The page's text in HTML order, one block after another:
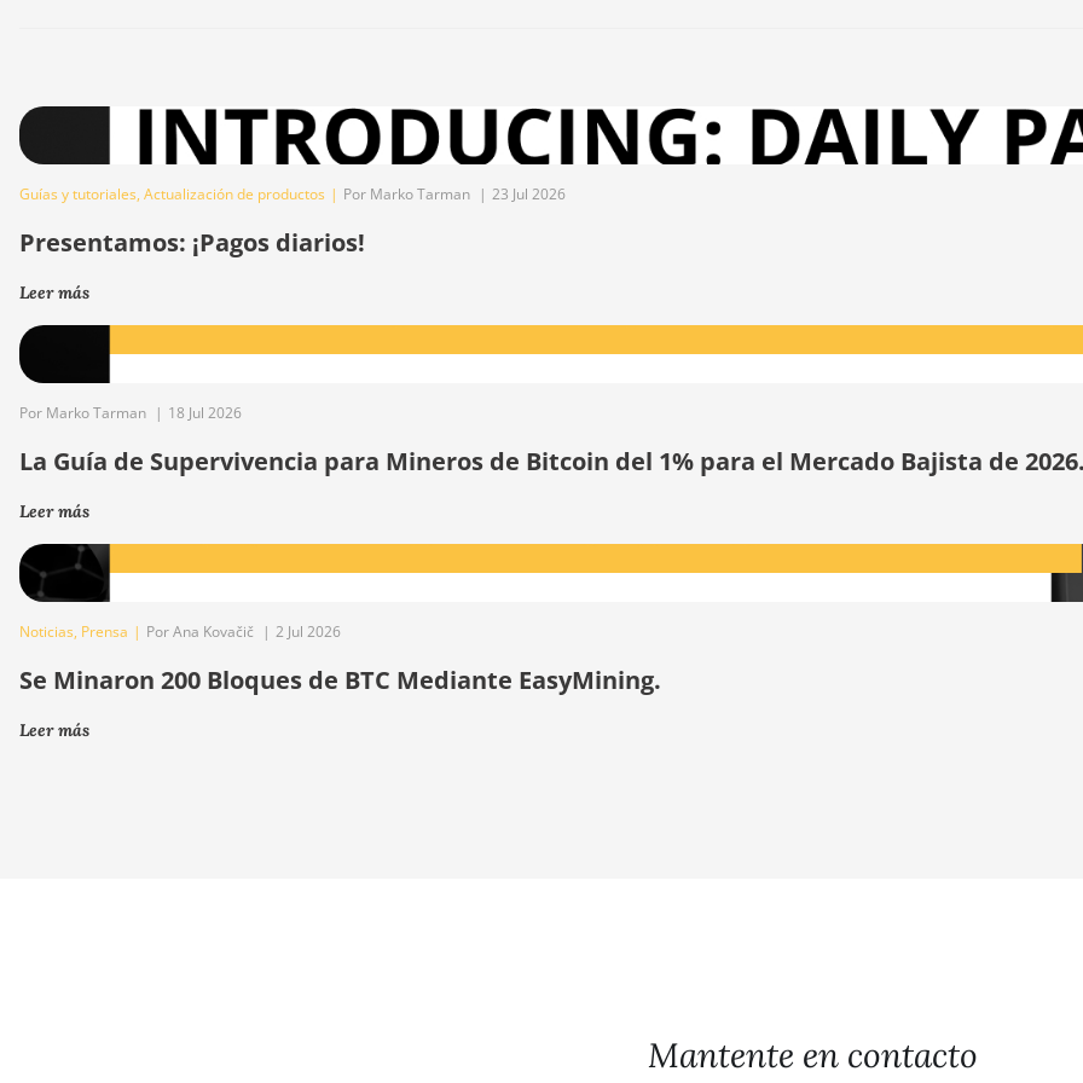
Guías y tutoriales, Actualización de productos | Por Marko Tarman | 23 Jul 2026
Presentamos: ¡Pagos diarios!
Leer más
Por Marko Tarman | 18 Jul 2026
La Guía de Supervivencia para Mineros de Bitcoin del 1% para el Mercado Bajista de
Leer más
Noticias, Prensa | Por Ana Kovačič | 2 Jul 2026
Se Minaron 200 Bloques de BTC Mediante EasyMining.
Leer más
Mantente en contacto